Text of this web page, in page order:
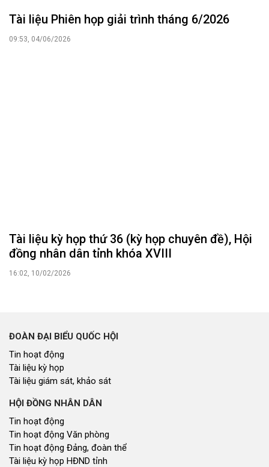
Tài liệu Phiên họp giải trình tháng 6/2026
09:53, 04/06/2026
Tài liệu kỳ họp thứ 36 (kỳ họp chuyên đề), Hội
đồng nhân dân tỉnh khóa XVIII
16:02, 10/02/2026
ĐOÀN ĐẠI BIỂU QUỐC HỘI
Tin hoạt động
Tài liệu kỳ họp
Tài liệu giám sát, khảo sát
HỘI ĐỒNG NHÂN DÂN
Tin hoạt động
Tin hoạt động Văn phòng
Tin hoạt động Đảng, đoàn thể
Tài liệu kỳ họp HĐND tỉnh